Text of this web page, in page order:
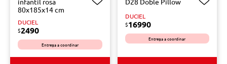
80x185x14 cm
DUCIEL
$2490
Entrega a coordinar
DUCIEL
$16990
Entrega a coordinar